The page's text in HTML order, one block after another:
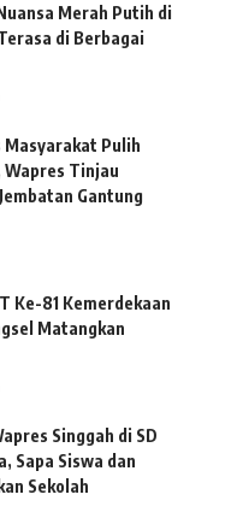
Merah Putih di
di Berbagai
Masyarakat Pulih
Wapres Tinjau
Gantung
Ke-81 Kemerdekaan
Matangkan
Singgah di SD
Sapa Siswa dan
Sekolah